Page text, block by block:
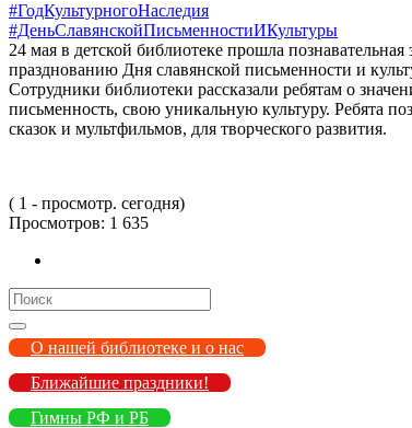
#ГодКультурногоНаследия
#ДеньСлавянскойПисьменностиИКультуры
24 мая в детской библиотеке прошла
празднованию Дня славянской письменности и
Сотрудники библиотеки рассказали ребятам о
письменность, свою уникальную культуру. Ребята
сказок и мультфильмов, для творческого развития.
( 1 - просмотр. сегодня)
Просмотров: 1 635
Search
for:
О нашей библиотеке и о нас
Ближайшие праздники!
Гимны РФ и РБ